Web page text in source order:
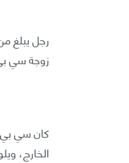
زوجة سي
كان سي بي
الخارج،